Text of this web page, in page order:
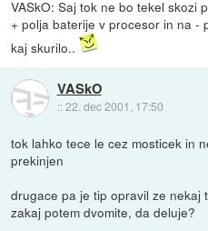
VASkO: Saj tok ne bo tekel skozi
+ polja baterije v procesor in na -
kaj skurilo..
VASkO
::22. dec 2001, 17:50
tok lahko tece le cez mosticek in
prekinjen
drugace pa je tip opravil ze nekaj
zakaj potem dvomite, da deluje?